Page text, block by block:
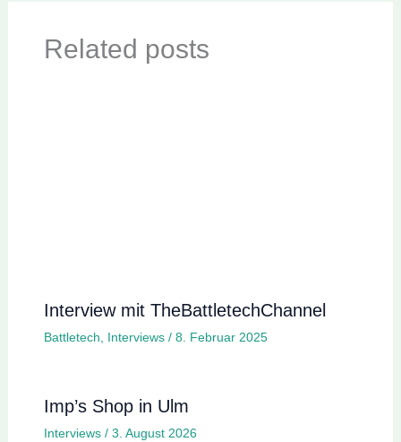
Related posts
Interview mit TheBattletechChannel
Battletech Interviews/ 8. Februar 2025
Imp’s Shop in Ulm
Interviews/ 3. August 2026